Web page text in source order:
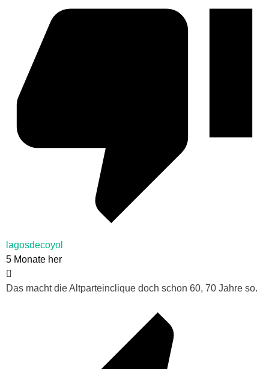
lagosdecoyol
5 Monate her
Das macht die Altparteinclique doch schon 60, 70 Jahre so.